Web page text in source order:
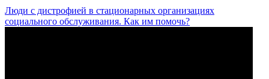
Люди с дистрофией в стационарных организациях
социального обслуживания. Как им помочь?